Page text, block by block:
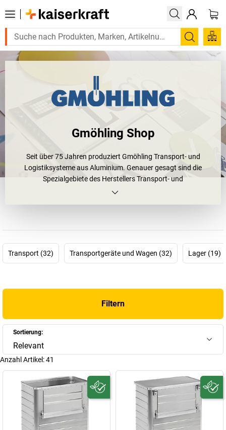
Suchen
Gmöhling Shop
Seit über 75 Jahren produziert Gmöhling Transport- und
Logistiksysteme aus Aluminium. Genauer gesagt sind die
Spezialgebiete des Herstellers Transport- und
Entsorgungsbehälter sowie Transport- und Schrankwagen. Wer
ist gleichzeitig auch ergonomisch. Weiterer Pluspunkt: Mit dem
Gütesiegel „Made in Germany“ setzen Sie auf hochwertige
Transport (32) Transportgeräte und Wagen (32) Lager (19)
Filtern
Sortierung:
Relevant
Anzahl Artikel:41